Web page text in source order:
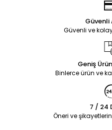
Güvenli
Güvenli ve
Geniş
Binlerce ürün ve
7 / 24
Öneri ve